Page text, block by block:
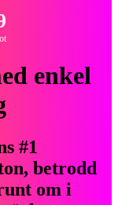
enkel
#1
betrodd
om i